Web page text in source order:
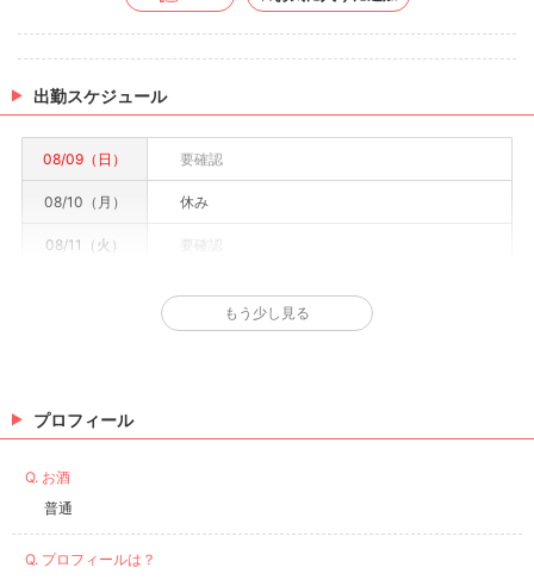
出勤スケジュール
08/09（日） 要確認
08/10（月） 休み
08/11（火） 要確認
要確認
08/15（土）
ださい。
もう少し見る
プロフィール
Q. お酒
普通
Q. プロフィールは？